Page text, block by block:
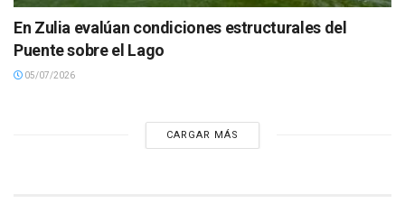
En Zulia evalúan condiciones estructurales del
Puente sobre el Lago
05/07/2026
CARGAR MÁS